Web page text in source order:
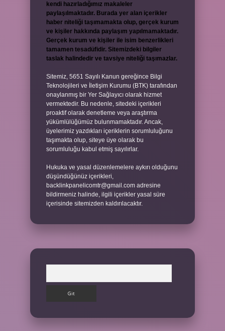
kendi hazırladığımız makaleler
paylaşılmaktadır. Burada yer alan içerikler
haber niteliği taşımamakta olup, gerçek kurum
ve kişiler hakkında paylaşım yapılmamaktadır.
Gerçek kurum ve kişiler ile isim benzerlikleri
tamamen tesadüfidir. Sitemizdeki bilgiler
taslak halindedir ve tavsiye niteliği taşımazlar.
Sitemiz, 5651 Sayılı Kanun gereğince Bilgi
Teknolojileri ve İletişim Kurumu (BTK) tarafından
onaylanmış bir Yer Sağlayıcı olarak hizmet
vermektedir. Bu nedenle, sitedeki içerikleri
proaktif olarak denetleme veya araştırma
yükümlülüğümüz bulunmamaktadır. Ancak,
üyelerimiz yazdıkları içeriklerin sorumluluğunu
taşımakta olup, siteye üye olarak bu
sorumluluğu kabul etmiş sayılırlar.
Hukuka ve yasal düzenlemelere aykırı olduğunu
düşündüğünüz içerikleri,
backlinkpanelicomtr@gmail.com adresine
bildirmeniz halinde, ilgili içerikler yasal süre
içerisinde sitemizden kaldırılacaktır.